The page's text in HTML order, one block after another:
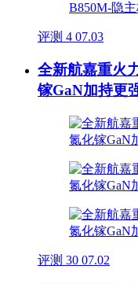
评测 4 07.03
全新航嘉重火
镓GaN加持更
评测 30 07.02